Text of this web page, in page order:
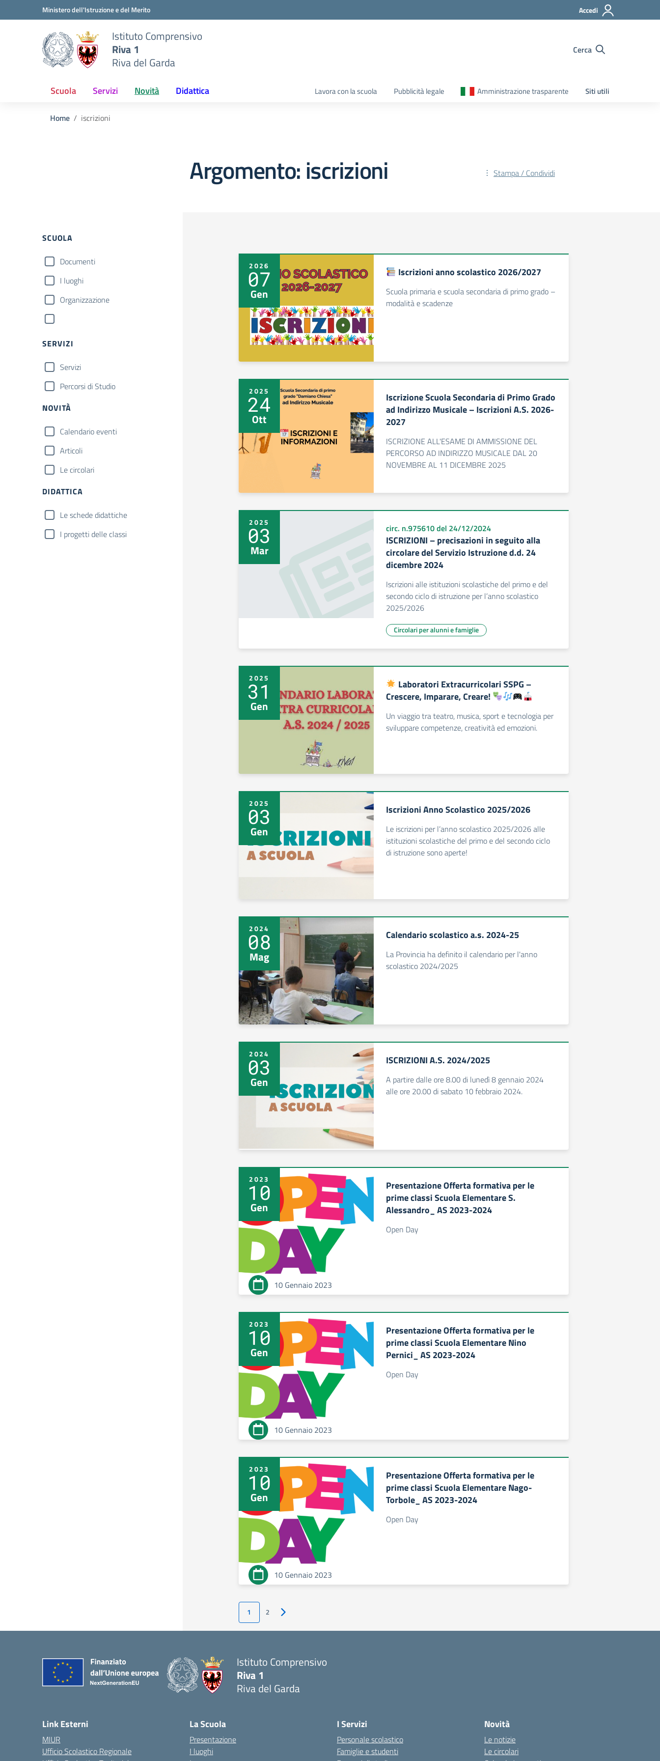
Vai ai contenuti
Vai al menu di navigazioneMinistero dell'Istruzione e del Merito Accedi
Istituto Comprensivo
Riva 1
Riva del Garda
Cerca
Scuola Servizi Novità Didattica Lavora con la scuola Pubblicità legale Amministrazione trasparente Siti utili
Home iscrizioni
Argomento: iscrizioni Stampa / Condividi
SCUOLA
Documenti
I luoghi
Organizzazione
SERVIZI
Servizi
Percorsi di Studio
NOVITÀ
Calendario eventi
Articoli
Le circolari
DIDATTICA
Le schede didattiche
I progetti delle classi
2026
07
Gen
Iscrizioni anno scolastico 2026/2027
Scuola primaria e scuola secondaria di primo grado –
modalità e scadenze
2025
24
Ott
Iscrizione Scuola Secondaria di Primo Grado
ad Indirizzo Musicale – Iscrizioni A.S. 2026-
2027
ISCRIZIONE ALL'ESAME DI AMMISSIONE DEL
PERCORSO AD INDIRIZZO MUSICALE DAL 20
NOVEMBRE AL 11 DICEMBRE 2025
2025
03
Mar
circ. n.975610 del 24/12/2024
ISCRIZIONI – precisazioni in seguito alla
circolare del Servizio Istruzione d.d. 24
dicembre 2024
Iscrizioni alle istituzioni scolastiche del primo e del
secondo ciclo di istruzione per l’anno scolastico
2025/2026
Circolari per alunni e famiglie
2025
31
Gen
Laboratori Extracurricolari SSPG –
Crescere, Imparare, Creare!
Un viaggio tra teatro, musica, sport e tecnologia per
sviluppare competenze, creatività ed emozioni.
2025
03
Gen
Iscrizioni Anno Scolastico 2025/2026
Le iscrizioni per l’anno scolastico 2025/2026 alle
istituzioni scolastiche del primo e del secondo ciclo
di istruzione sono aperte!
2024
08
Mag
Calendario scolastico a.s. 2024-25
La Provincia ha definito il calendario per l'anno
scolastico 2024/2025
2024
03
Gen
ISCRIZIONI A.S. 2024/2025
A partire dalle ore 8.00 di lunedì 8 gennaio 2024
alle ore 20.00 di sabato 10 febbraio 2024.
2023
10
Gen
Presentazione Offerta formativa per le
prime classi Scuola Elementare S.
Alessandro_ AS 2023-2024
Open Day
10 Gennaio 2023
2023
10
Gen
Presentazione Offerta formativa per le
prime classi Scuola Elementare Nino
Pernici_ AS 2023-2024
Open Day
10 Gennaio 2023
2023
10
Gen
Presentazione Offerta formativa per le
prime classi Scuola Elementare Nago-
Torbole_ AS 2023-2024
Open Day
10 Gennaio 2023
1 2 Pagina successiva
Istituto Comprensivo
Riva 1
Riva del Garda
Link Esterni
MIUR
Ufficio Scolastico Regionale
La Scuola
Presentazione
I luoghi
I Servizi
Personale scolastico
Famiglie e studenti
Novità
Le notizie
Le circolari